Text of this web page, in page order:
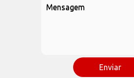
Mensagem